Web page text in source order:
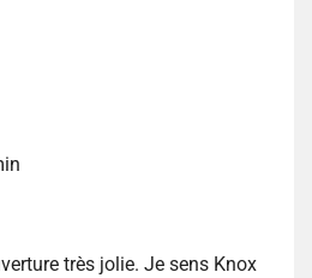
très jolie. Je sens Knox